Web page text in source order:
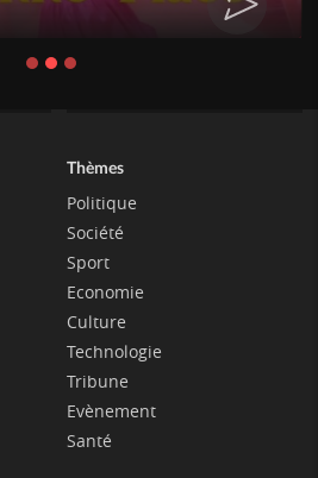
Thèmes
Politique
Société
Sport
Economie
Culture
Technologie
Tribune
Evènement
Santé